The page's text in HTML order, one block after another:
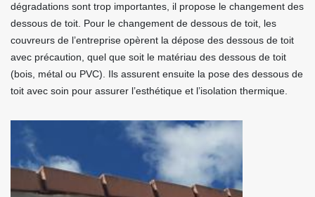
dégradations sont trop importantes, il propose le changement des
dessous de toit. Pour le changement de dessous de toit, les
couvreurs de l’entreprise opèrent la dépose des dessous de toit
avec précaution, quel que soit le matériau des dessous de toit
(bois, métal ou PVC). Ils assurent ensuite la pose des dessous de
toit avec soin pour assurer l’esthétique et l’isolation thermique.